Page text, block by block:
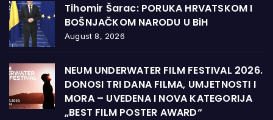
Tihomir Šarac: PORUKA HRVATSKOM I
BOŠNJAČKOM NARODU U BiH
August 8, 2026
NEUM UNDERWATER FILM FESTIVAL 2026.
DONOSI TRI DANA FILMA, UMJETNOSTI I
MORA – UVEDENA I NOVA KATEGORIJA
„BEST FILM POSTER AWARD“